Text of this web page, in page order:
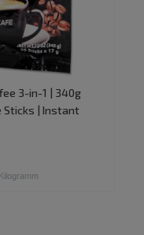
3-in-1 | 340g
Sticks | Instant